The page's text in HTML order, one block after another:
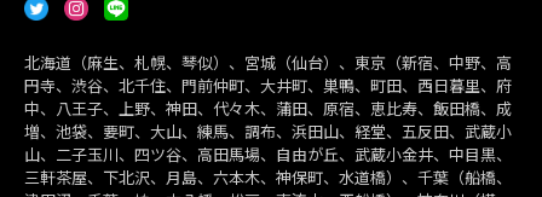
北海道（麻生、札幌、琴似）、宮城（仙台）、東京（新宿、中野、高
円寺、渋谷、北千住、門前仲町、大井町、巣鴨、町田、西日暮里、府
中、八王子、上野、神田、代々木、蒲田、原宿、恵比寿、飯田橋、成
増、池袋、要町、大山、練馬、調布、浜田山、経堂、五反田、武蔵小
山、二子玉川、四ツ谷、高田馬場、自由が丘、武蔵小金井、中目黒、
三軒茶屋、下北沢、月島、六本木、神保町、水道橋）、千葉（船橋、